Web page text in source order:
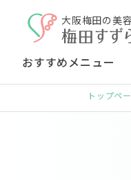
大阪梅田の美
おすすめメニュー
トップペ